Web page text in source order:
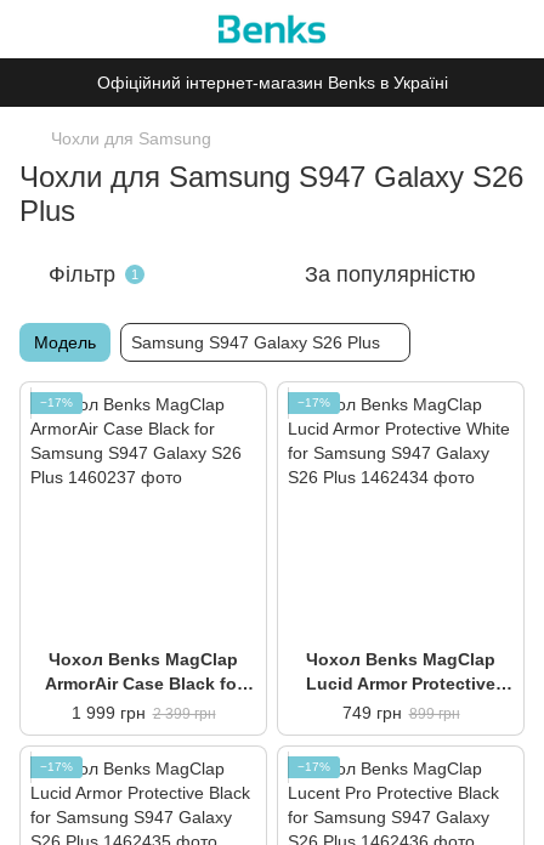
Офіційний інтернет-магазин Benks в Україні
Чохли для Samsung
Чохли для Samsung S947 Galaxy S26
Plus
Фільтр 1 За популярністю
Модель Samsung S947 Galaxy S26 Plus
−17%
Чохол Benks MagClap
ArmorAir Case Black for
Samsung S947 Galaxy S26
Plus
1 999 грн 2 399 грн
−17%
Чохол Benks MagClap
Lucid Armor Protective
White for Samsung S947
Galaxy S26 Plus
749 грн 899 грн
−17% −17%